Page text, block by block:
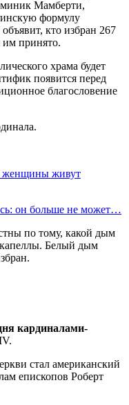
Мамберти,
формулу
кто избран 267
принято.
храма будет
появится перед
благословение
женщины живут
он больше не может…
по тому, какой дым
Белый дым
кардиналами-
V.
стал американский
епископов Роберт